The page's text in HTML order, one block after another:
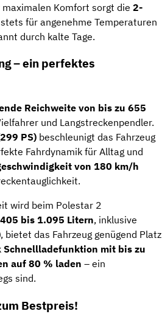
Komfort sorgt die 2-
für angenehme Temperaturen
durch kalte Tage.
– ein perfektes
Reichweite von bis zu 655
und Langstreckenpendler.
PS) beschleunigt das Fahrzeug
Fahrdynamik für Alltag und
von 180 km/h
wird beim Polestar 2
bis 1.095 Litern, inklusive
, bietet das Fahrzeug genügend Platz
Schnellladefunktion mit bis zu
auf 80 % laden – ein
sind.
Bestpreis!